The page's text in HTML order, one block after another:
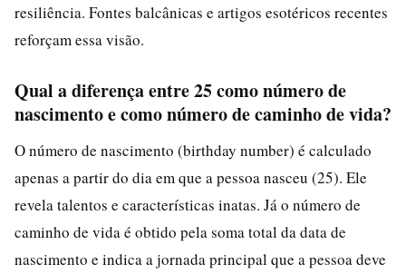
resiliência. Fontes balcânicas e artigos esotéricos recentes
reforçam essa visão.
Qual a diferença entre 25 como número de
nascimento e como número de caminho de vida?
O número de nascimento (birthday number) é calculado
apenas a partir do dia em que a pessoa nasceu (25). Ele
revela talentos e características inatas. Já o número de
caminho de vida é obtido pela soma total da data de
nascimento e indica a jornada principal que a pessoa deve